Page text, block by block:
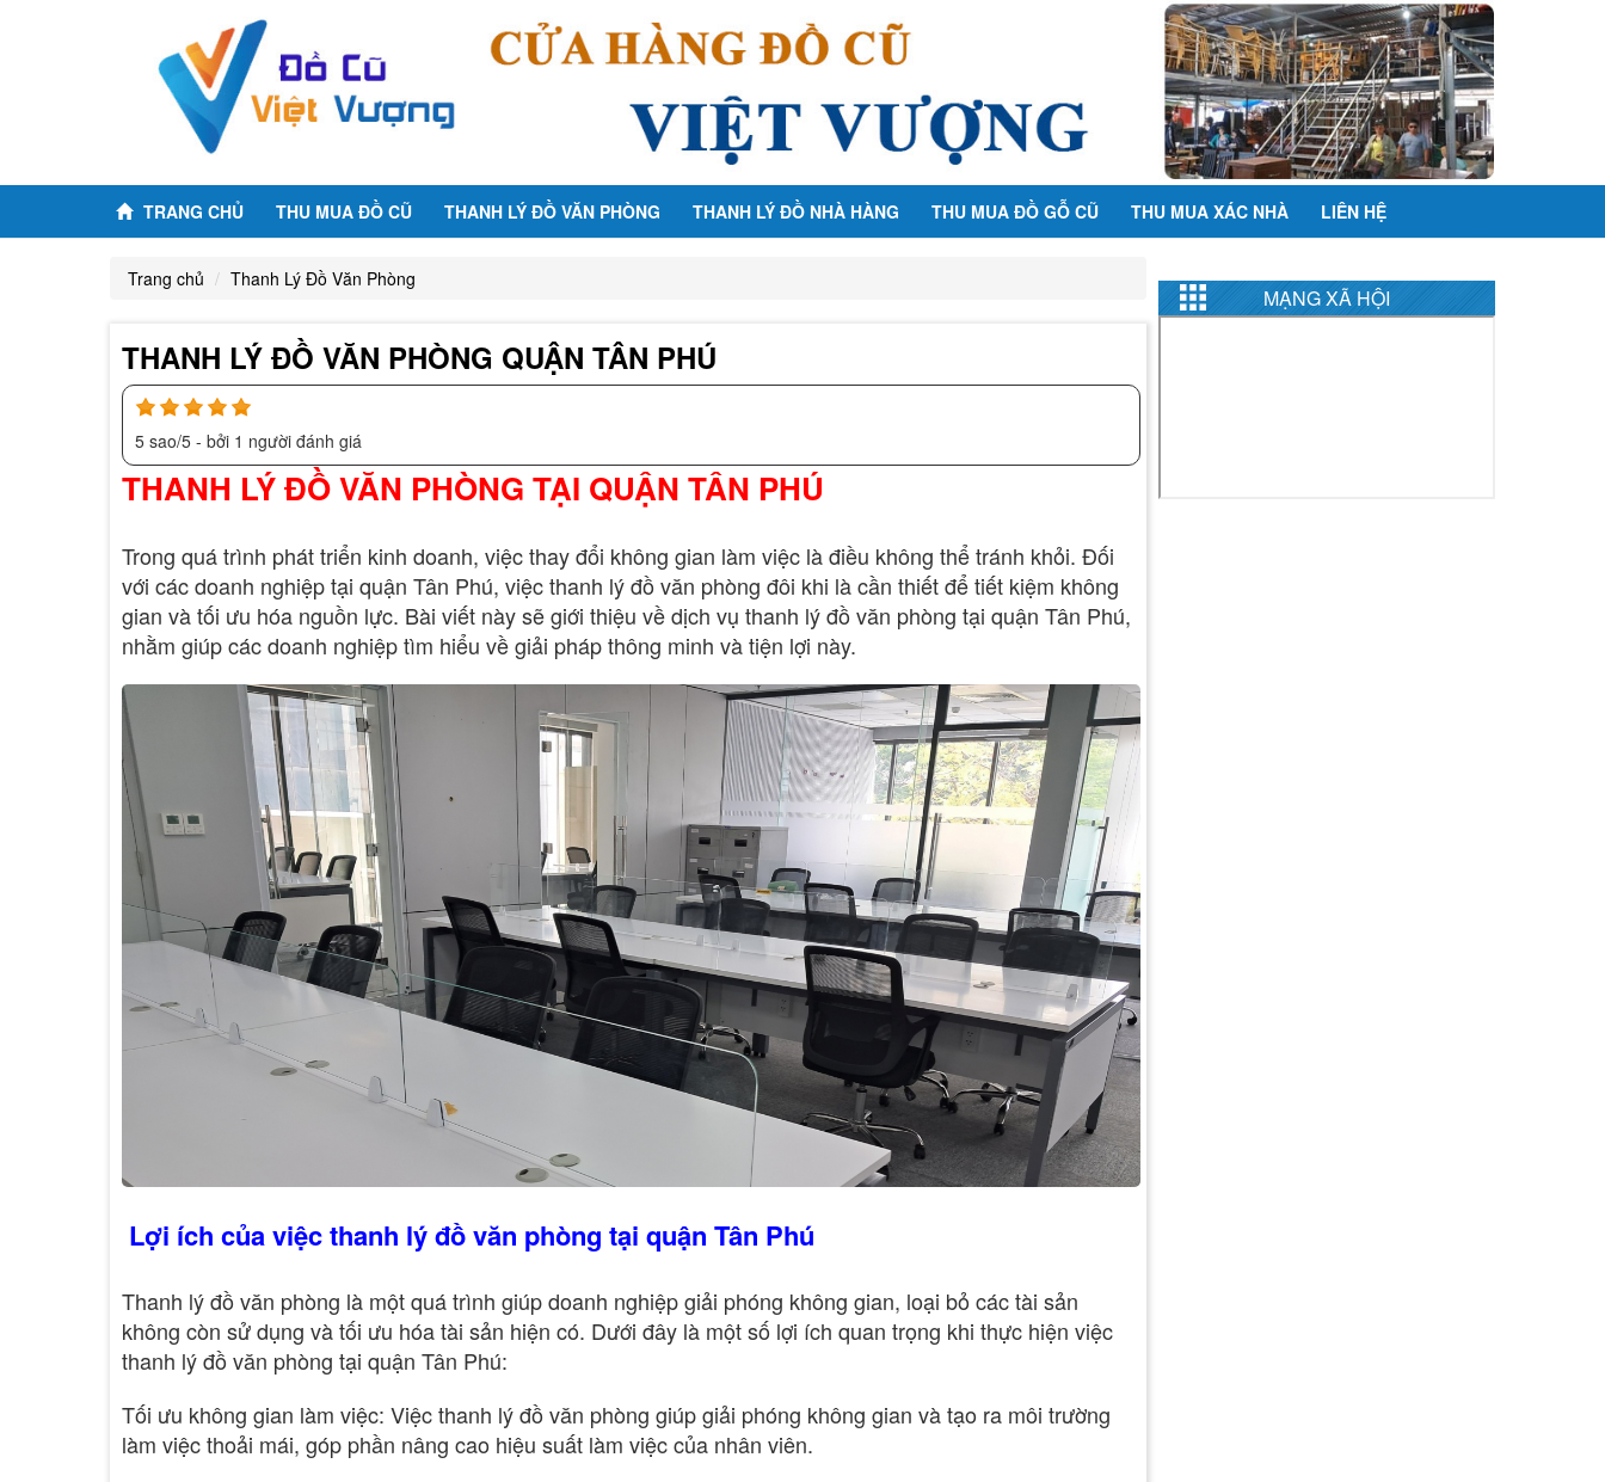
TRANG CHỦ THU MUA ĐỒ CŨ THANH LÝ ĐỒ VĂN PHÒNG THANH LÝ ĐỒ NHÀ HÀNG THU MUA ĐỒ GỖ CŨ THU MUA XÁC NHÀ LIÊN HỆ
MẠNG XÃ HỘI
Trang chủ Thanh Lý Đồ Văn Phòng
THANH LÝ ĐỒ VĂN PHÒNG QUẬN TÂN PHÚ
5 sao/5 - bởi 1 người đánh giá
THANH LÝ ĐỒ VĂN PHÒNG TẠI QUẬN TÂN PHÚ
Trong quá trình phát triển kinh doanh, việc thay đổi không gian làm việc là điều không thể tránh khỏi. Đối
với các doanh nghiệp tại quận Tân Phú, việc thanh lý đồ văn phòng đôi khi là cần thiết để tiết kiệm không
gian và tối ưu hóa nguồn lực. Bài viết này sẽ giới thiệu về dịch vụ thanh lý đồ văn phòng tại quận Tân Phú,
nhằm giúp các doanh nghiệp tìm hiểu về giải pháp thông minh và tiện lợi này.
Lợi ích của việc thanh lý đồ văn phòng tại quận Tân Phú
Thanh lý đồ văn phòng là một quá trình giúp doanh nghiệp giải phóng không gian, loại bỏ các tài sản
không còn sử dụng và tối ưu hóa tài sản hiện có. Dưới đây là một số lợi ích quan trọng khi thực hiện việc
thanh lý đồ văn phòng tại quận Tân Phú:
Tối ưu không gian làm việc: Việc thanh lý đồ văn phòng giúp giải phóng không gian và tạo ra môi trường
làm việc thoải mái, góp phần nâng cao hiệu suất làm việc của nhân viên.